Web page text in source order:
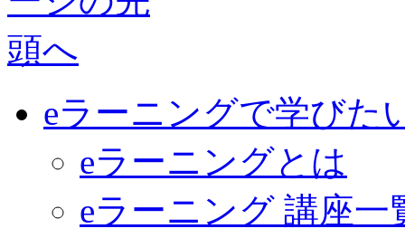
eラーニングで学びた
eラーニングとは
eラーニング 講座一